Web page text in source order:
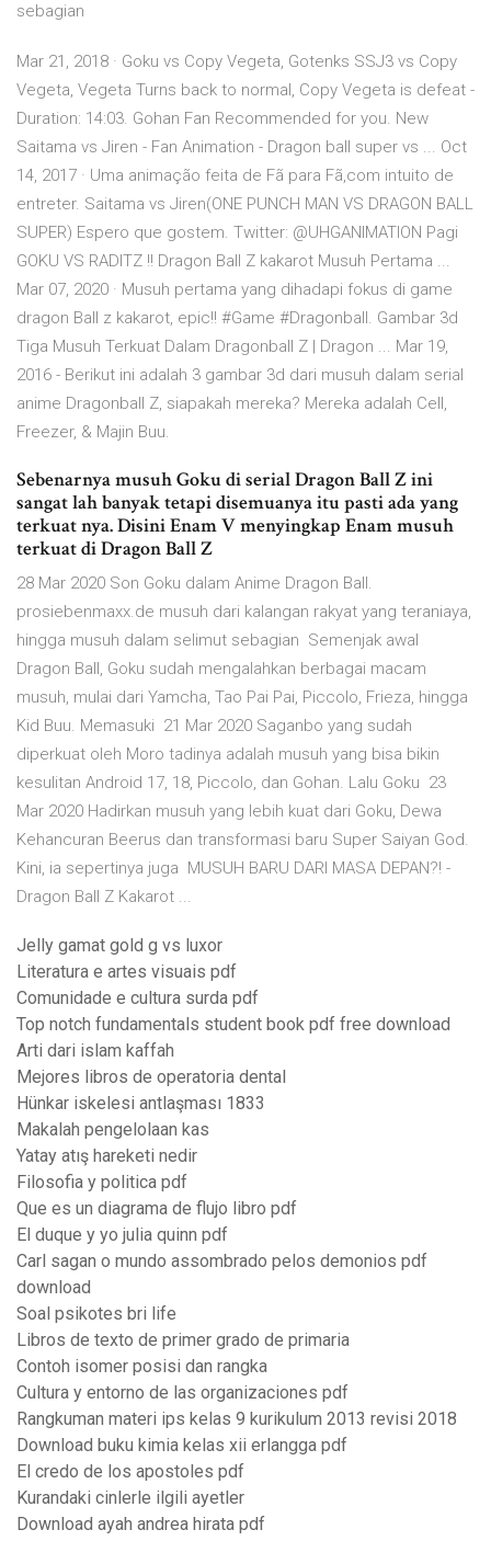
sebagian
Mar 21, 2018 · Goku vs Copy Vegeta, Gotenks SSJ3 vs Copy
Vegeta, Vegeta Turns back to normal, Copy Vegeta is defeat -
Duration: 14:03. Gohan Fan Recommended for you. New
Saitama vs Jiren - Fan Animation - Dragon ball super vs ... Oct
14, 2017 · Uma animação feita de Fã para Fã,com intuito de
entreter. Saitama vs Jiren(ONE PUNCH MAN VS DRAGON BALL
SUPER) Espero que gostem. Twitter: @UHGANIMATION Pagi
GOKU VS RADITZ !! Dragon Ball Z kakarot Musuh Pertama ...
Mar 07, 2020 · Musuh pertama yang dihadapi fokus di game
dragon Ball z kakarot, epic!! #Game #Dragonball. Gambar 3d
Tiga Musuh Terkuat Dalam Dragonball Z | Dragon ... Mar 19,
2016 - Berikut ini adalah 3 gambar 3d dari musuh dalam serial
anime Dragonball Z, siapakah mereka? Mereka adalah Cell,
Freezer, & Majin Buu.
Sebenarnya musuh Goku di serial Dragon Ball Z ini
sangat lah banyak tetapi disemuanya itu pasti ada yang
terkuat nya. Disini Enam V menyingkap Enam musuh
terkuat di Dragon Ball Z
28 Mar 2020 Son Goku dalam Anime Dragon Ball.
prosiebenmaxx.de musuh dari kalangan rakyat yang teraniaya,
hingga musuh dalam selimut sebagian Semenjak awal
Dragon Ball, Goku sudah mengalahkan berbagai macam
musuh, mulai dari Yamcha, Tao Pai Pai, Piccolo, Frieza, hingga
Kid Buu. Memasuki 21 Mar 2020 Saganbo yang sudah
diperkuat oleh Moro tadinya adalah musuh yang bisa bikin
kesulitan Android 17, 18, Piccolo, dan Gohan. Lalu Goku 23
Mar 2020 Hadirkan musuh yang lebih kuat dari Goku, Dewa
Kehancuran Beerus dan transformasi baru Super Saiyan God.
Kini, ia sepertinya juga MUSUH BARU DARI MASA DEPAN?! -
Dragon Ball Z Kakarot ...
Jelly gamat gold g vs luxor
Literatura e artes visuais pdf
Comunidade e cultura surda pdf
Top notch fundamentals student book pdf free download
Arti dari islam kaffah
Mejores libros de operatoria dental
Hünkar iskelesi antlaşması 1833
Makalah pengelolaan kas
Yatay atış hareketi nedir
Filosofia y politica pdf
Que es un diagrama de flujo libro pdf
El duque y yo julia quinn pdf
Carl sagan o mundo assombrado pelos demonios pdf
download
Soal psikotes bri life
Libros de texto de primer grado de primaria
Contoh isomer posisi dan rangka
Cultura y entorno de las organizaciones pdf
Rangkuman materi ips kelas 9 kurikulum 2013 revisi 2018
Download buku kimia kelas xii erlangga pdf
El credo de los apostoles pdf
Kurandaki cinlerle ilgili ayetler
Download ayah andrea hirata pdf